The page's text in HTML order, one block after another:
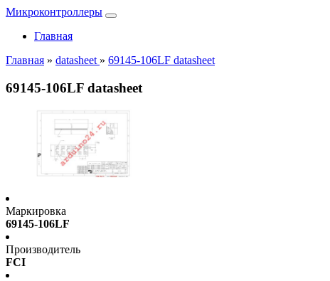
Микроконтроллеры
Главная
Главная » datasheet » 69145-106LF datasheet
69145-106LF datasheet
Маркировка
69145-106LF
Производитель
FCI